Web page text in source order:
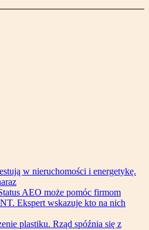
w nieruchomości i energetykę.
AEO może pomóc firmom
Ekspert wskazuje kto na nich
plastiku. Rząd spóźnia się z